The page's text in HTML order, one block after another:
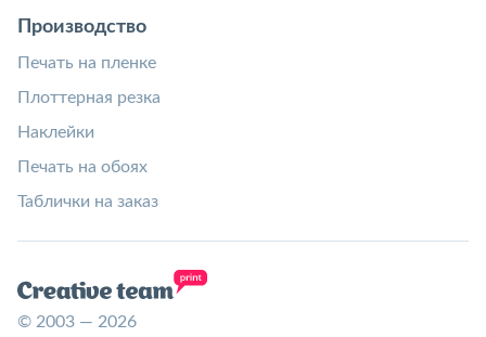
Производство
Печать на пленке
Плоттерная резка
Наклейки
Печать на обоях
Таблички на заказ
© 2003 — 2026